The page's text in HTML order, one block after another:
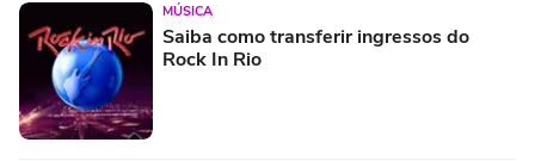
MÚSICA
Saiba como transferir ingressos do
Rock In Rio